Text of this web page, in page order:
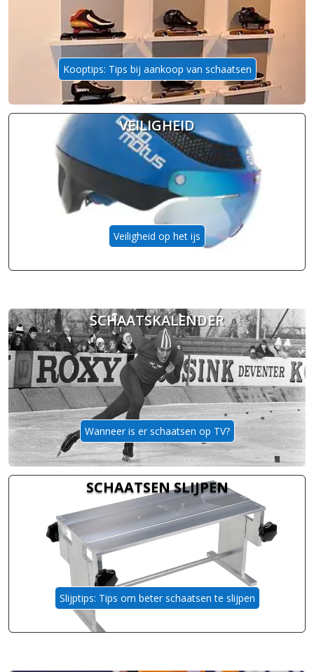
Kooptips: Tips bij aankoop van schaatsen
VEILIGHEID
Veiligheid op het ijs
SCHAATSKALENDER
Wanneer is er schaatsen op TV?
SCHAATSEN SLIJPEN
Slijptips: Tips om beter schaatsen te slijpen